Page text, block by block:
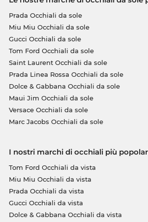
Prada Occhiali da sole
Miu Miu Occhiali da sole
Gucci Occhiali da sole
Tom Ford Occhiali da sole
Saint Laurent Occhiali da sole
Prada Linea Rossa Occhiali da sole
Dolce & Gabbana Occhiali da sole
Maui Jim Occhiali da sole
Versace Occhiali da sole
Marc Jacobs Occhiali da sole
I nostri marchi di occhiali più
Tom Ford Occhiali da vista
Miu Miu Occhiali da vista
Prada Occhiali da vista
Gucci Occhiali da vista
Dolce & Gabbana Occhiali da vista